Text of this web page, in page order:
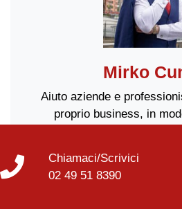
Mirko
Aiuto aziende e
proprio business, in
aumentare i propri
rispettabilità del
Ti serve aiuto?
Chiamaci/Scrivici
02 49 51 8390